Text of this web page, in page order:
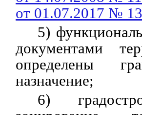
от 01.07.2017 №
5)
документами
определены
назначение;
6)